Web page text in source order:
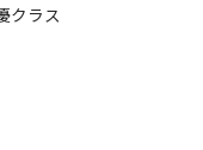
クラス